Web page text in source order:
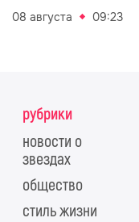
08 августа 09:23
рубрики
новости о
звездах
общество
стиль жизни